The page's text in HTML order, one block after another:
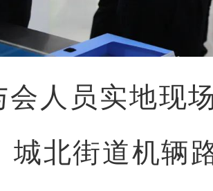
会人员实地现
城北街道机辆